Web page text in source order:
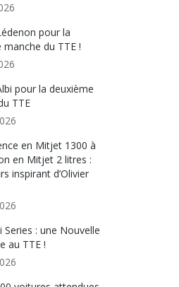
pour la
du TTE !
pour la deuxième
TTE
en Mitjet 1300 à
en Mitjet 2 litres :
inspirant d’Olivier
Series : une Nouvelle
au TTE !